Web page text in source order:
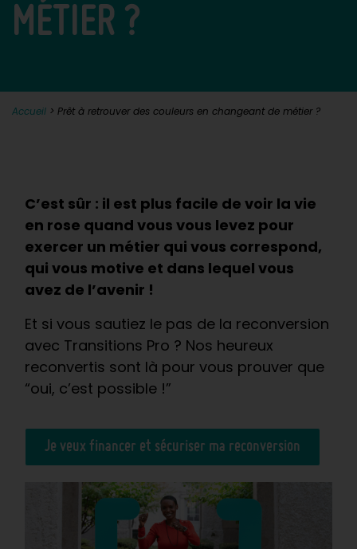
MÉTIER ?
Accueil > Prêt à retrouver des couleurs en changeant de métier ?
C’est sûr : il est plus facile de voir la vie
en rose quand vous vous levez pour
exercer un métier qui vous correspond,
qui vous motive et dans lequel vous
avez de l’avenir !
Et si vous sautiez le pas de la reconversion
avec Transitions Pro ? Nos heureux
reconvertis sont là pour vous prouver que
“oui, c’est possible !”
Je veux financer et sécuriser ma reconversion